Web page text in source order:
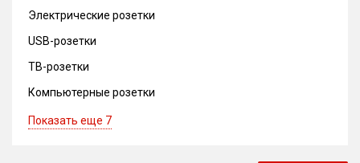
Электрические розетки
USB-розетки
ТВ-розетки
Компьютерные розетки
Показать еще 7